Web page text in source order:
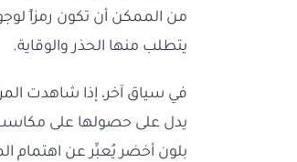
من الممكن أن تكون رمزاً
يتطلب منها الحذر والوقاية.
في سياق آخر، إذا شاهدت
يدل على حصولها على مكاسب
بلون أخضر يُعبِّر عن اهتمام